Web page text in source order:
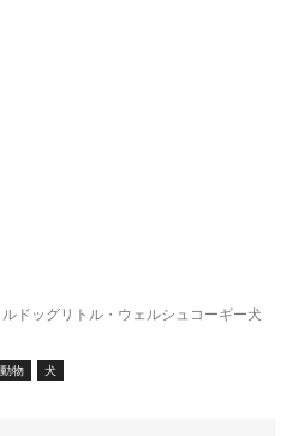
ドッグリトル・ウェルシュコーギー犬
動物 犬